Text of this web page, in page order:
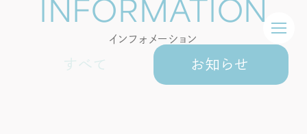
INFORMATION
インフォメーション
すべて お知らせ